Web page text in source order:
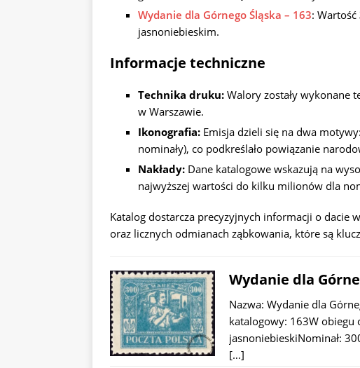
Wydanie dla Górnego Śląska – 163: Wartość
jasnoniebieskim.
Informacje techniczne
Technika druku: Walory zostały wykonane
w Warszawie.
Ikonografia: Emisja dzieli się na dwa motywy:
nominały), co podkreślało powiązanie
Nakłady: Dane katalogowe wskazują na
najwyższej wartości do kilku milionów dla
Katalog dostarcza precyzyjnych informacji o dacie
oraz licznych odmianach ząbkowania, które są
Wydanie dla
Nazwa: Wydanie dla
katalogowy: 163W obiegu
jasnoniebieskiNominał:
[…]